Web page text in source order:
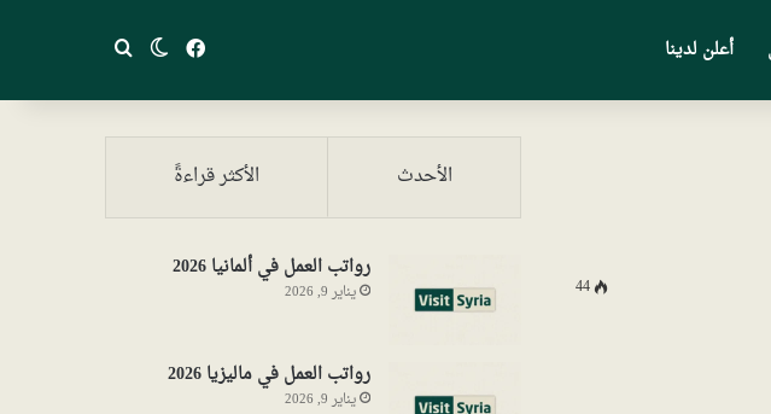
أعلن لدينا فيسبوكالوضع المظلم
بحث عن
44
الأحدث الأكثر قراءةً
رواتب العمل في ألمانيا 2026
يناير 9, 2026
رواتب العمل في ماليزيا 2026
يناير 9, 2026